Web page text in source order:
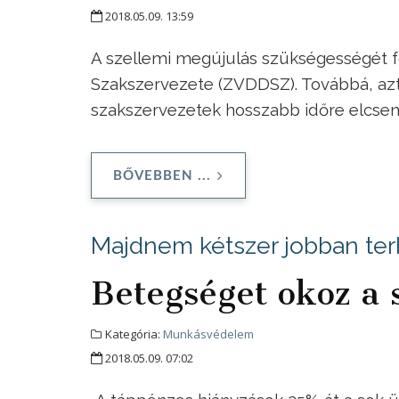
2018.05.09. 13:59
A szellemi megújulás szükségességét
Szakszervezete (ZVDDSZ). Továbbá,
szakszervezetek hosszabb időre
BŐVEBBEN ...
Majdnem kétszer jobban
Betegséget okoz a
Kategória: Munkásvédelem
2018.05.09. 07:02